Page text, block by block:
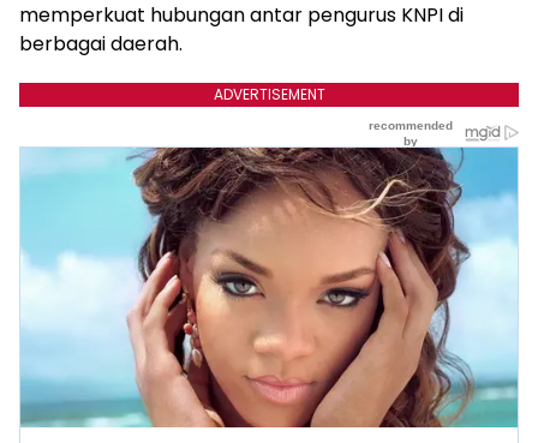
memperkuat hubungan antar pengurus KNPI di
berbagai daerah.
ADVERTISEMENT